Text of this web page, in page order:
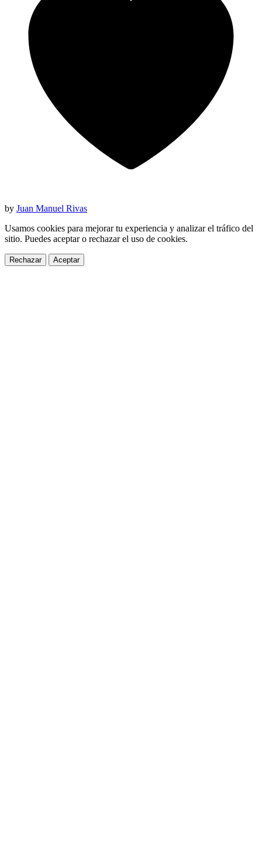
by Juan Manuel Rivas
Usamos cookies para mejorar tu experiencia y analizar el tráfico del
sitio. Puedes aceptar o rechazar el uso de cookies.
Rechazar Aceptar